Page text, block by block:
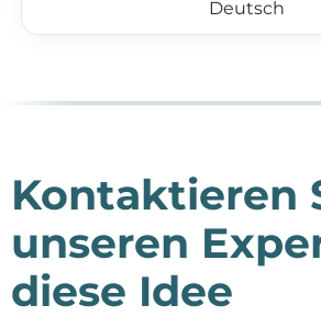
Deutsch
Kontaktieren
unseren
diese Idee